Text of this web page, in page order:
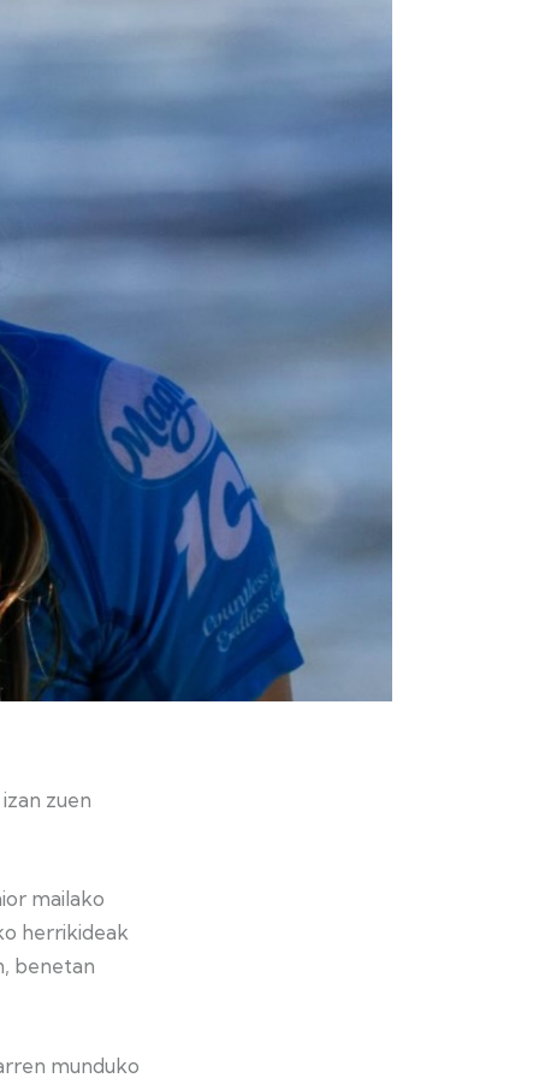
zuen
mailako
herrikideak
benetan
munduko